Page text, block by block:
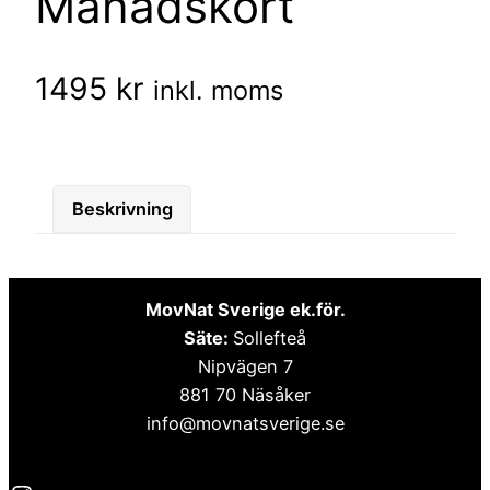
1495 kr inkl. moms
Beskrivning
MovNat Sverige ek.för.
Säte: Sollefteå
Nipvägen 7
881 70 Näsåker
info@movnatsverige.se